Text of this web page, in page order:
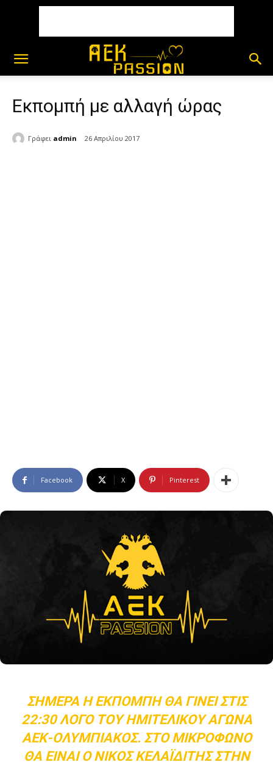
Εκπομπή με αλλαγή ώρας
Γράφει admin 26 Απριλίου 2017
Facebook X Pinterest
ΣΉΜΕΡΑ Η ΕΚΠΟΜΠΉ ΘΑ ΓΊΝΕΙ ΣΤΙΣ
22:30 ΛΌΓΟ ΤΟΥ ΗΜΙΤΕΛΙΚΟΎ ΑΓΏΝΑ
ΑΕΚ-ΟΛΥΜΠΙΑΚΌΣ. ΣΤΟ ΜΙΚΡΌΦΩΝΟ
ΘΑ ΕΊΝΑΙ Ο ΝΊΚΟΣ ΚΕΛΑΪΔΊΤΗΣ ΣΤΗΝ